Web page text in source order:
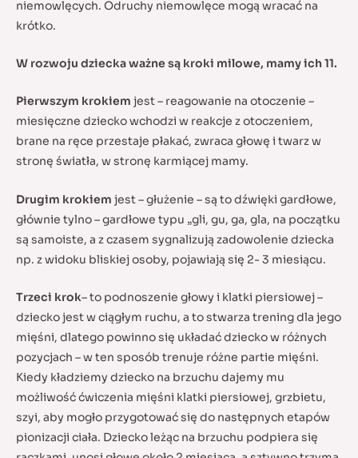
niemowlęcych. Odruchy niemowlęce mogą wracać na
krótko.
W rozwoju dziecka ważne są kroki milowe, mamy ich 11.
Pierwszym krokiem jest – reagowanie na otoczenie –
miesięczne dziecko wchodzi w reakcje z otoczeniem,
brane na ręce przestaje płakać, zwraca głowę i twarz w
stronę światła, w stronę karmiącej mamy.
Drugim krokiem jest – głużenie – są to dźwięki gardłowe,
głównie tylno – gardłowe typu „gli, gu, ga, gla, na początku
są samoiste, a z czasem sygnalizują zadowolenie dziecka
np. z widoku bliskiej osoby, pojawiają się 2- 3 miesiącu.
Trzeci krok– to podnoszenie głowy i klatki piersiowej –
dziecko jest w ciągłym ruchu, a to stwarza trening dla jego
mięśni, dlatego powinno się układać dziecko w różnych
pozycjach – w ten sposób trenuje różne partie mięśni.
Kiedy kładziemy dziecko na brzuchu dajemy mu
możliwość ćwiczenia mięśni klatki piersiowej, grzbietu,
szyi, aby mogło przygotować się do następnych etapów
pionizacji ciała. Dziecko leżąc na brzuchu podpiera się